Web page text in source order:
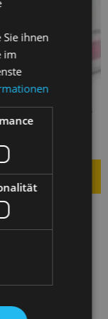
FLAWITOL für
120 Tabletten
€
ihnen
im